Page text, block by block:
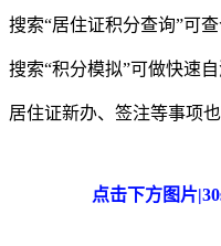
搜索“居住证积分查询”可
搜索“积分模拟”可做快速自
居住证新办、签注等事项
点击下方图片